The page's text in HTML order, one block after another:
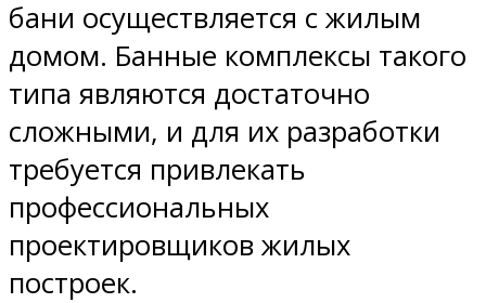
бани осуществляется с жилым
домом. Банные комплексы такого
типа являются достаточно
сложными, и для их разработки
требуется привлекать
профессиональных
проектировщиков жилых
построек.